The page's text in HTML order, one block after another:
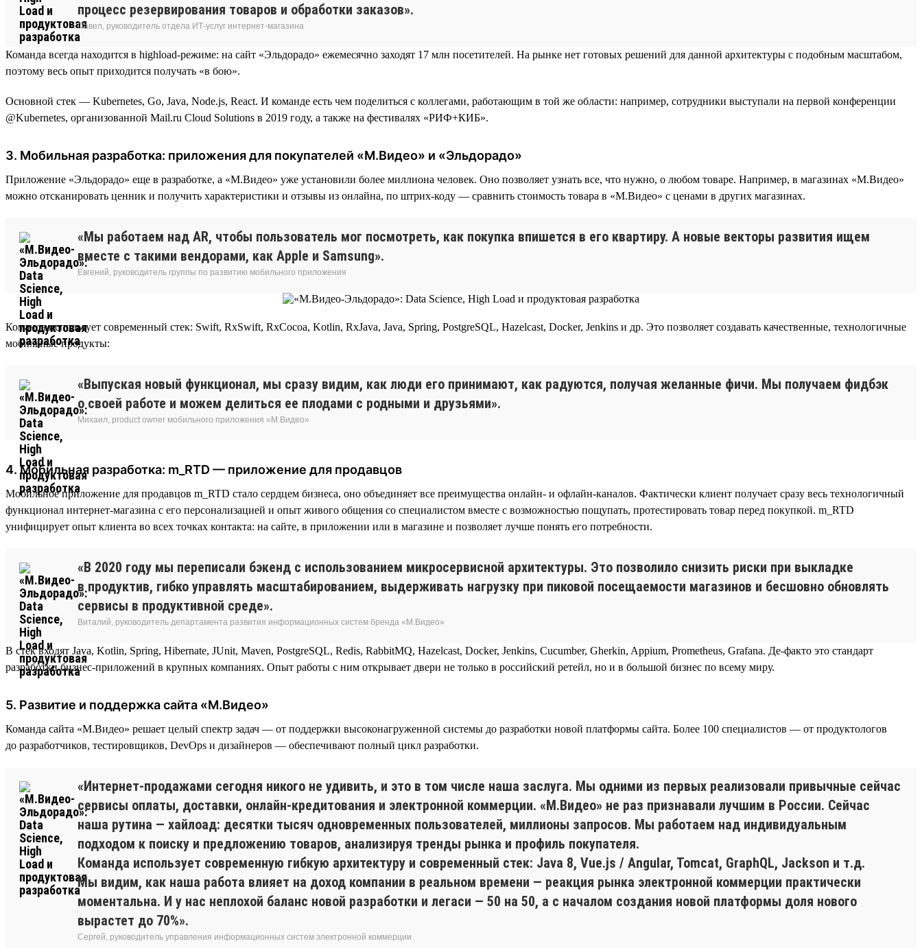
процесс резервирования товаров и обработки заказов».
Павел, руководитель отдела ИТ-услуг интернет-магазина
Команда всегда находится в highload-режиме: на сайт «Эльдорадо» ежемесячно заходят 17 млн посетителей. На рынке нет готовых решений для данной архитектуры с подобным масштабом,
поэтому весь опыт приходится получать «в бою».
Основной стек — Kubernetes, Go, Java, Node.js, React. И команде есть чем поделиться с коллегами, работающим в той же области: например, сотрудники выступали на первой конференции
@Kubernetes, организованной Mail.ru Cloud Solutions в 2019 году, а также на фестивалях «РИФ+КИБ».
3. Мобильная разработка: приложения для покупателей «М.Видео» и «Эльдорадо»
Приложение «Эльдорадо» еще в разработке, а «М.Видео» уже установили более миллиона человек. Оно позволяет узнать все, что нужно, о любом товаре. Например, в магазинах «М.Видео»
можно отсканировать ценник и получить характеристики и отзывы из онлайна, по штрих-коду — сравнить стоимость товара в «М.Видео» с ценами в других магазинах.
«Мы работаем над AR, чтобы пользователь мог посмотреть, как покупка впишется в его квартиру. А новые векторы развития ищем
вместе с такими вендорами, как Apple и Samsung».
Евгений, руководитель группы по развитию мобильного приложения
Команда использует современный стек: Swift, RxSwift, RxCocoa, Kotlin, RxJava, Java, Spring, PostgreSQL, Hazelcast, Docker, Jenkins и др. Это позволяет создавать качественные, технологичные
мобильные продукты:
«Выпуская новый функционал, мы сразу видим, как люди его принимают, как радуются, получая желанные фичи. Мы получаем фидбэк
о своей работе и можем делиться ее плодами с родными и друзьями».
Михаил, product owner мобильного приложения «М.Видео»
4. Мобильная разработка: m_RTD — приложение для продавцов
Мобильное приложение для продавцов m_RTD стало сердцем бизнеса, оно объединяет все преимущества онлайн- и офлайн-каналов. Фактически клиент получает сразу весь технологичный
функционал интернет-магазина с его персонализацией и опыт живого общения со специалистом вместе с возможностью пощупать, протестировать товар перед покупкой. m_RTD
унифицирует опыт клиента во всех точках контакта: на сайте, в приложении или в магазине и позволяет лучше понять его потребности.
«В 2020 году мы переписали бэкенд с использованием микросервисной архитектуры. Это позволило снизить риски при выкладке
в продуктив, гибко управлять масштабированием, выдерживать нагрузку при пиковой посещаемости магазинов и бесшовно обновлять
сервисы в продуктивной среде».
Виталий, руководитель департамента развития информационных систем бренда «М.Видео»
В стек входят Java, Kotlin, Spring, Hibernate, JUnit, Maven, PostgreSQL, Redis, RabbitMQ, Hazelcast, Docker, Jenkins, Cucumber, Gherkin, Appium, Prometheus, Grafana. Де-факто это стандарт
разработки бизнес-приложений в крупных компаниях. Опыт работы с ним открывает двери не только в российский ретейл, но и в большой бизнес по всему миру.
5. Развитие и поддержка сайта «М.Видео»
Команда сайта «М.Видео» решает целый спектр задач — от поддержки высоконагруженной системы до разработки новой платформы сайта. Более 100 специалистов — от продуктологов
до разработчиков, тестировщиков, DevOps и дизайнеров — обеспечивают полный цикл разработки.
«Интернет-продажами сегодня никого не удивить, и это в том числе наша заслуга. Мы одними из первых реализовали привычные сейчас
сервисы оплаты, доставки, онлайн-кредитования и электронной коммерции. «М.Видео» не раз признавали лучшим в России. Сейчас
наша рутина — хайлоад: десятки тысяч одновременных пользователей, миллионы запросов. Мы работаем над индивидуальным
подходом к поиску и предложению товаров, анализируя тренды рынка и профиль покупателя.
Команда использует современную гибкую архитектуру и современный стек: Java 8, Vue.js / Angular, Tomcat, GraphQL, Jackson и т.д.
Мы видим, как наша работа влияет на доход компании в реальном времени — реакция рынка электронной коммерции практически
моментальна. И у нас неплохой баланс новой разработки и легаси — 50 на 50, а с началом создания новой платформы доля нового
вырастет до 70%».
Сергей, руководитель управления информационных систем электронной коммерции